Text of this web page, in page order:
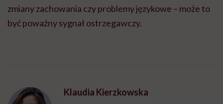
zmiany zachowania czy problemy językowe – może to
być poważny sygnał ostrzegawczy.
Klaudia Kierzkowska